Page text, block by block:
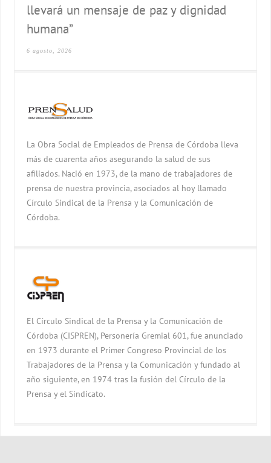
llevará un mensaje de paz y dignidad
humana”
6 agosto, 2026
La Obra Social de Empleados de Prensa de Córdoba lleva
más de cuarenta años asegurando la salud de sus
afiliados. Nació en 1973, de la mano de trabajadores de
prensa de nuestra provincia, asociados al hoy llamado
Círculo Sindical de la Prensa y la Comunicación de
Córdoba.
El Círculo Sindical de la Prensa y la Comunicación de
Córdoba (CISPREN), Personería Gremial 601, fue anunciado
en 1973 durante el Primer Congreso Provincial de los
Trabajadores de la Prensa y la Comunicación y fundado al
año siguiente, en 1974 tras la fusión del Círculo de la
Prensa y el Sindicato.